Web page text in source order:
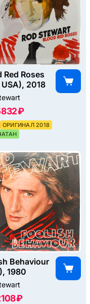
Red Roses
USA), 2018
₽
ОРИГИНАЛ 2018
Behaviour
1980
₽